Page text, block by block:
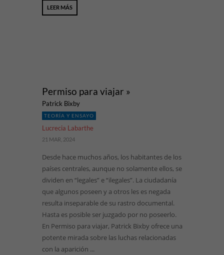
LEER MÁS
Permiso para viajar »
Patrick Bixby
TEORÍA Y ENSAYO
Lucrecia Labarthe
21 MAR, 2024
Desde hace muchos años, los habitantes de los
países centrales, aunque no solamente ellos, se
dividen en “legales” e “ilegales”. La ciudadanía
que algunos poseen y a otros les es negada
resulta inseparable de su rastro documental.
Hasta es posible ser juzgado por no poseerlo.
En Permiso para viajar, Patrick Bixby ofrece una
potente mirada sobre las luchas relacionadas
con la aparición ...